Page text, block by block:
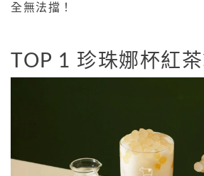
全無法擋！
TOP 1 珍珠娜杯紅